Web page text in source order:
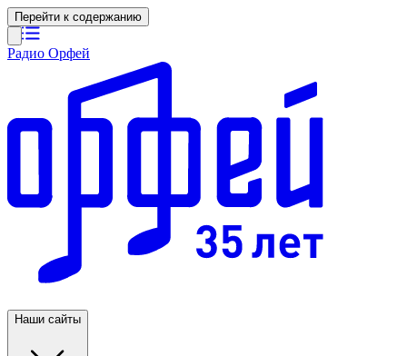
Перейти к содержанию
Радио Орфей
Наши сайты